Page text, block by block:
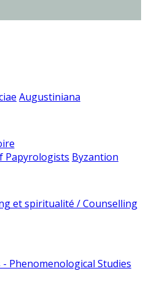
Augustiniana
Papyrologists Byzantion
et spiritualité / Counselling
Phenomenological Studies